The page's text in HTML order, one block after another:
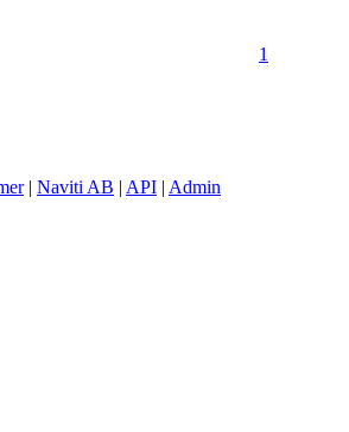
1
| Naviti AB | API | Admin